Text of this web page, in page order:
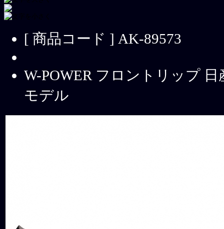
[ 商品コード ] AK-89573
W-POWER フロントリップ 日
モデル